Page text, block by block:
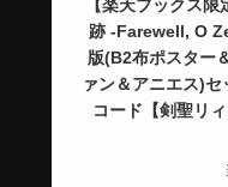
【楽天ブックス
跡 -Farewell, O
版(B2布ポスター
ァン＆アニエス)
コード【剣聖リ